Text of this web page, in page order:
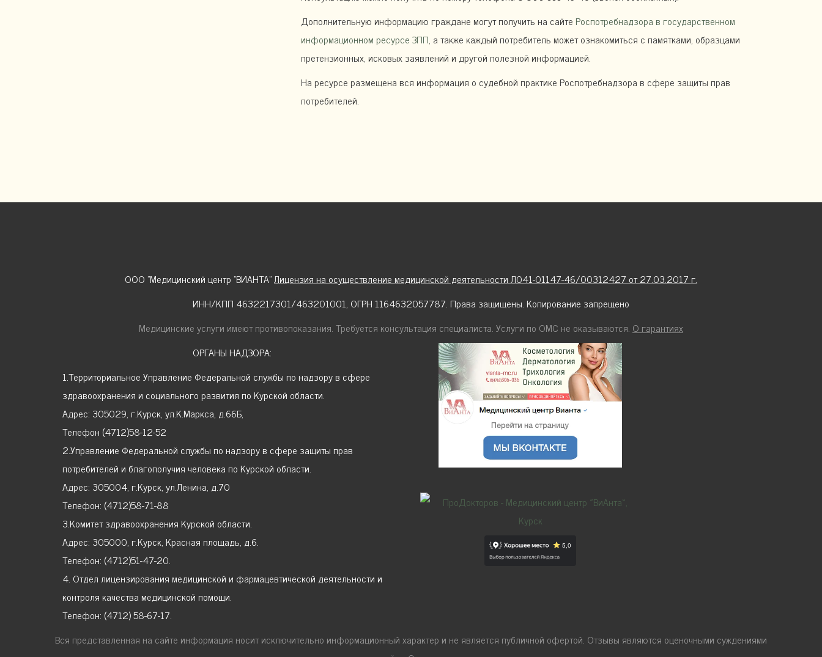
лечения, рекомендации
Дополнительную информацию граждане могут получить на сайте Роспотребнадзора в государственном
информационном ресурсе ЗПП, а также каждый потребитель может ознакомиться с памятками, образцами
претензионных, исковых заявлений и другой полезной информацией.
На ресурсе размещена вся информация о судебной практике Роспотребнадзора в сфере защиты прав
потребителей.
ООО "Медицинский центр "ВИАНТА"Лицензия на осуществление медицинской деятельности Л041-01147-46/00312427 от 27.03.2017 г.
ИНН/КПП 4632217301/463201001, ОГРН 1164632057787. Права защищены. Копирование запрещено
Медицинские услуги имеют противопоказания. Требуется консультация специалиста. Услуги по ОМС не оказываются. О гарантиях
ОРГАНЫ НАДЗОРА:
1.Территориальное Управление Федеральной службы по надзору в сфере
здравоохранения и социального развития по Курской области.
Адрес: 305029, г.Курск, ул.К.Маркса, д.66Б,
Телефон (4712)58-12-52
2.Управление Федеральной службы по надзору в сфере защиты прав
потребителей и благополучия человека по Курской области.
Адрес: 305004, г.Курск, ул.Ленина, д.70
Телефон: (4712)58-71-88
3.Комитет здравоохранения Курской области.
Адрес: 305000, г.Курск, Красная площадь, д.6.
Телефон: (4712)51-47-20.
4. Отдел лицензирования медицинской и фармацевтической деятельности и
контроля качества медицинской помощи.
Телефон: (4712) 58-67-17.
Вся представленная на сайте информация носит исключительно информационный характер и не является публичной офертой. Отзывы являются оценочными суждениями